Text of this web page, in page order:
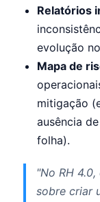
Relatórios
evolução
Mapa de
mitigação
ausência
folha).
"No RH
sobre criar